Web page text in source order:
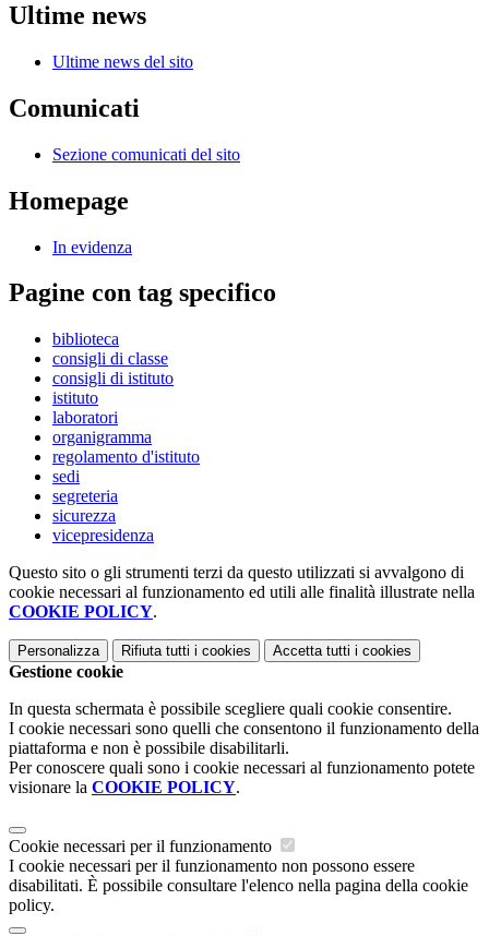
Ultime news
Ultime news del sito
Comunicati
Sezione comunicati del sito
Homepage
In evidenza
Pagine con tag specifico
biblioteca
consigli di classe
consigli di istituto
istituto
laboratori
organigramma
regolamento d'istituto
sedi
segreteria
sicurezza
vicepresidenza
Questo sito o gli strumenti terzi da questo utilizzati si avvalgono di
cookie necessari al funzionamento ed utili alle finalità illustrate nella
COOKIE POLICY.
Personalizza Rifiuta tutti i cookies Accetta tutti i cookies
Gestione cookie
In questa schermata è possibile scegliere quali cookie consentire.
I cookie necessari sono quelli che consentono il funzionamento della
piattaforma e non è possibile disabilitarli.
Per conoscere quali sono i cookie necessari al funzionamento potete
visionare la COOKIE POLICY.
Cookie necessari per il funzionamento
I cookie necessari per il funzionamento non possono essere
disabilitati. È possibile consultare l'elenco nella pagina della cookie
policy.